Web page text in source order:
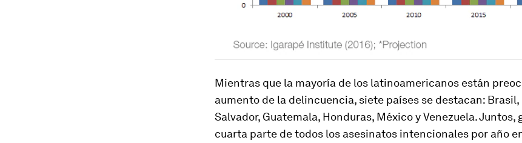
Mientras que la mayoría de los latinoamericanos están
aumento de la delincuencia, siete países se destacan: Brasil,
Salvador, Guatemala, Honduras, México y Venezuela. Juntos,
cuarta parte de todos los asesinatos intencionales por año